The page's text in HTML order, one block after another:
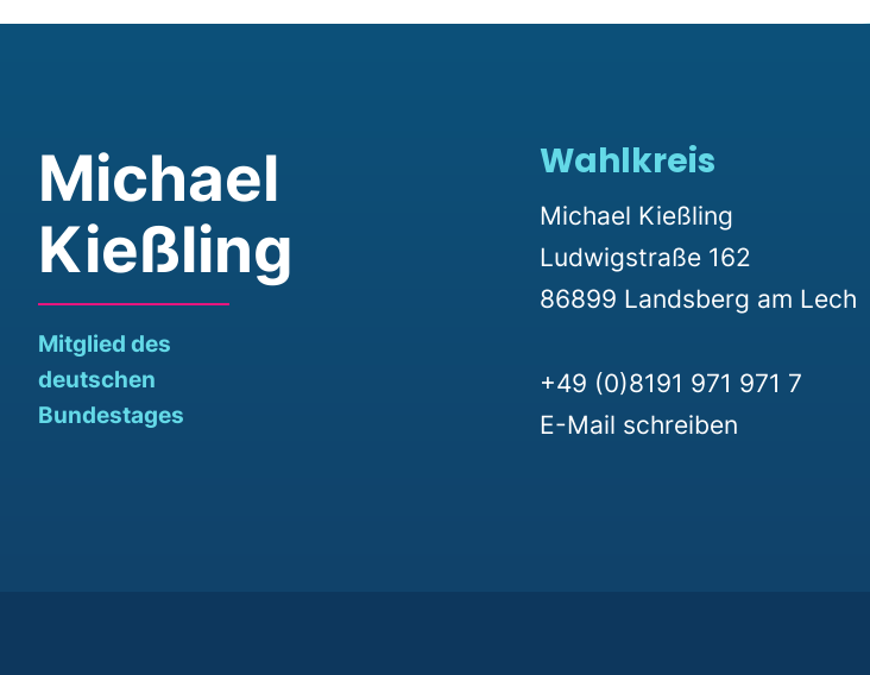
Michael
Kießling
Mitglied des
deutschen
Bundestages
Wahlkreis
Michael Kießling
Ludwigstraße 162
86899 Landsberg am Lech
+49 (0)8191 971 971 7
E-Mail schreiben